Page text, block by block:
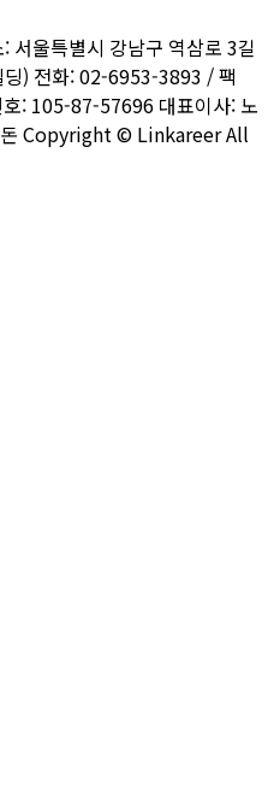
서울특별시 강남구 역삼로 3길
) 전화: 02-6953-3893 / 팩
: 105-87-57696 대표이사: 노
돈 Copyright © Linkareer All